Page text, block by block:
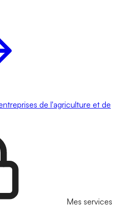
de l'agriculture et de
Mes services